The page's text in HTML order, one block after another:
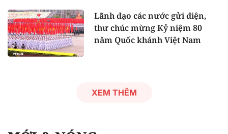
Lãnh đạo các nước gửi điện,
thư chúc mừng Kỷ niệm 80
năm Quốc khánh Việt Nam
XEM THÊM